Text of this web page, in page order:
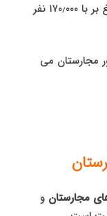
جمعیت شهر میشکولتس در سال ۲۰۱۰ بالغ بر با ۱۷۰٫۰۰۰ نفر
مجارستان می
مجارستان و